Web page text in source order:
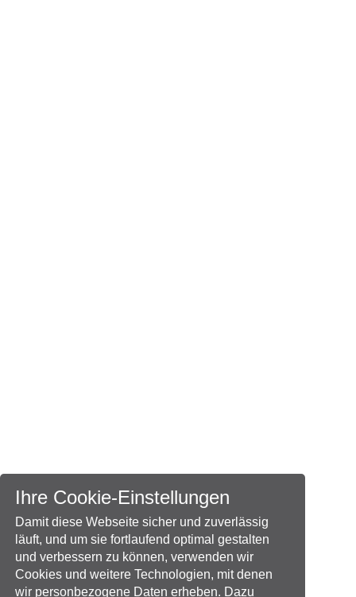
Ihre Cookie-Einstellungen
Damit diese Webseite sicher und zuverlässig
läuft, und um sie fortlaufend optimal gestalten
und verbessern zu können, verwenden wir
Cookies und weitere Technologien, mit denen
wir personbezogene Daten erheben. Dazu